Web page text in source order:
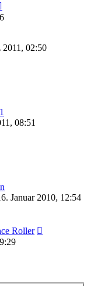
02:50
08:51
Januar 2010, 12:54
Roller